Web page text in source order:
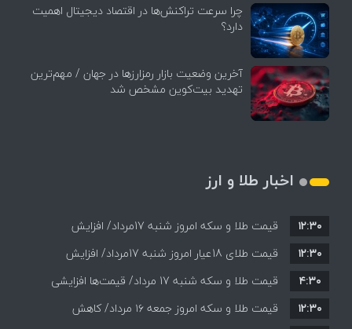
چرا سرعت تراکنش‌ها در اقتصاد دیجیتال اهمیت
دارد؟
آخرین وضعیت بازار رمزارزها در جهان / مهم‌ترین
تهدید بیت‌کوین مشخص شد
اخبار طلا و ارز
قیمت طلا و سکه امروز شنبه 17مرداد/ افزایش
همه قیمت ها + جدول و جزئیات
۱۲:۳۰
قیمت طلای 18عیار امروز شنبه 17مرداد/ افزایش
قیمت + جدول و جزئیات
۱۲:۳۰
قیمت طلا و سکه شنبه 17 مرداد/ قیمت‌ها افزایشی
۴:۳۰
قیمت طلا و سکه امروز جمعه ۱۶ مرداد/ کاهش
۱۲:۳۰